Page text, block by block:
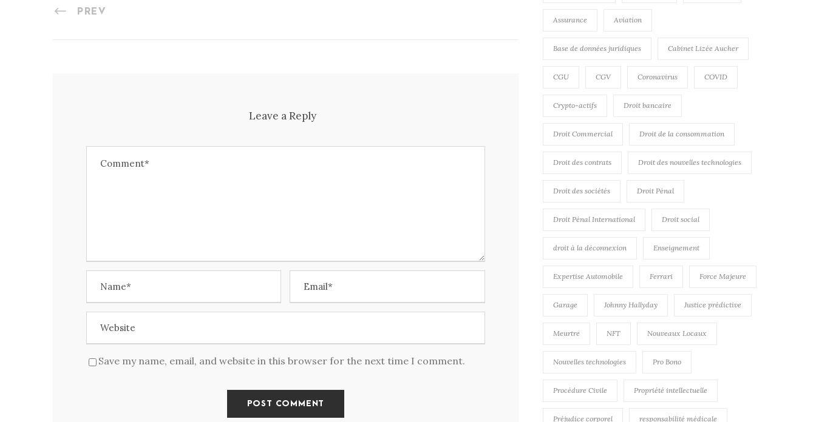
PREV
Leave a Reply
Save my name, email, and website in this browser for the next time I comment.
Assurance Aviation
Base de données juridiques Cabinet Lizée Aucher
CGU CGV Coronavirus COVID
Crypto-actifs Droit bancaire
Droit Commercial Droit de la consommation
Droit des contrats Droit des nouvelles technologies
Droit des sociétés Droit Pénal
Droit Pénal International Droit social
droit à la déconnexion Enseignement
Expertise Automobile Ferrari Force Majeure
Garage Johnny Hallyday Justice prédictive
Meurtre NFT Nouveaux Locaux
Nouvelles technologies Pro Bono
Procédure Civile Propriété intellectuelle
Préjudice corporel responsabilité médicale